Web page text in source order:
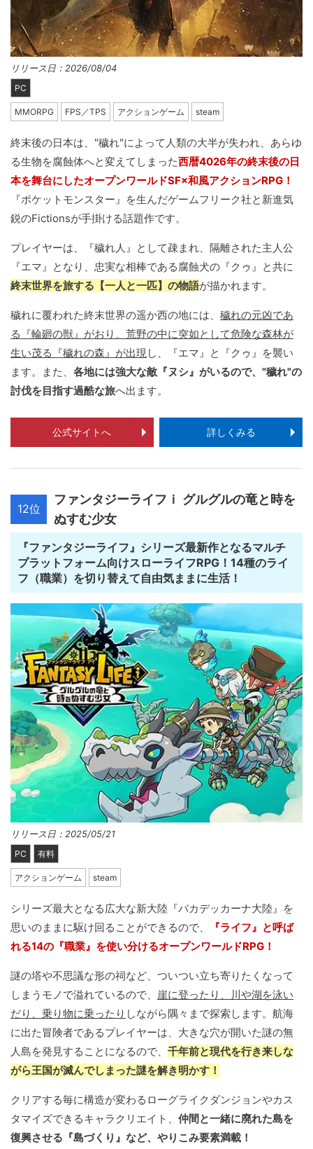
リリース日：2026/08/04
PC
MMORPG FPS／TPS アクションゲーム steam
終末後の日本は、"穢れ"によって人類の大半が失われ、あらゆ
る生物を腐蝕体へと変えてしまった西暦4026年の終末後の日
本を舞台にしたオープンワールドSF×和風アクションRPG！
『ポケットモンスター』を生んだゲームフリーク社と新進気
鋭のFictionsが手掛ける話題作です。
プレイヤーは、『穢れ人』として疎まれ、隔離された主人公
『エマ』となり、忠実な相棒である腐蝕犬の『クゥ』と共に
終末世界を旅する【一人と一匹】の物語が描かれます。
穢れに覆われた終末世界の遥か西の地には、 穢れの元凶であ
る『輪廻の獣』がおり、荒野の中に突如として危険な森林が
生い茂る『穢れの森』が出現し、『エマ』と『クゥ』を襲い
ます。また、 各地には強大な敵『ヌシ』がいるので、"穢れ"の
討伐を目指す過酷な旅へ出ます。
公式サイトへ 詳しくみる
12位
ファンタジーライフｉ グルグルの竜と時を
ぬすむ少女
『ファンタジーライフ』シリーズ最新作となるマルチ
プラットフォーム向けスローライフRPG！14種のライ
フ（職業）を切り替えて自由気ままに生活！
リリース日：2025/05/21
PC 有料
アクションゲーム steam
シリーズ最大となる広大な新大陸『バカデッカーナ大陸』を
思いのままに駆け回ることができるので、
『ライフ』と呼ば
れる14の『職業』を使い分けるオープンワールドRPG！
謎の塔や不思議な形の祠など、ついつい立ち寄りたくなって
しまうモノで溢れているので、 崖に登ったり、川や湖を泳い
だり、乗り物に乗ったり しながら隅々まで探索します。航海
に出た冒険者であるプレイヤーは、大きな穴が開いた謎の無
人島を発見することになるので、 千年前と現代を行き来しな
がら王国が滅んでしまった謎を解き明かす！
クリアする毎に構造が変わるローグライクダンジョンやカス
タマイズできるキャラクリエイト、 仲間と一緒に廃れた島を
復興させる『島づくり』など、やりこみ要素満載！